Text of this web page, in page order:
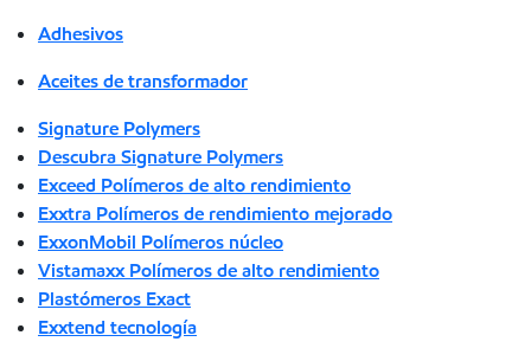
Adhesivos
Aceites de transformador
Signature Polymers
Descubra Signature Polymers
Exceed Polímeros de alto rendimiento
Exxtra Polímeros de rendimiento mejorado
ExxonMobil Polímeros núcleo
Vistamaxx Polímeros de alto rendimiento
Plastómeros Exact
Exxtend tecnología